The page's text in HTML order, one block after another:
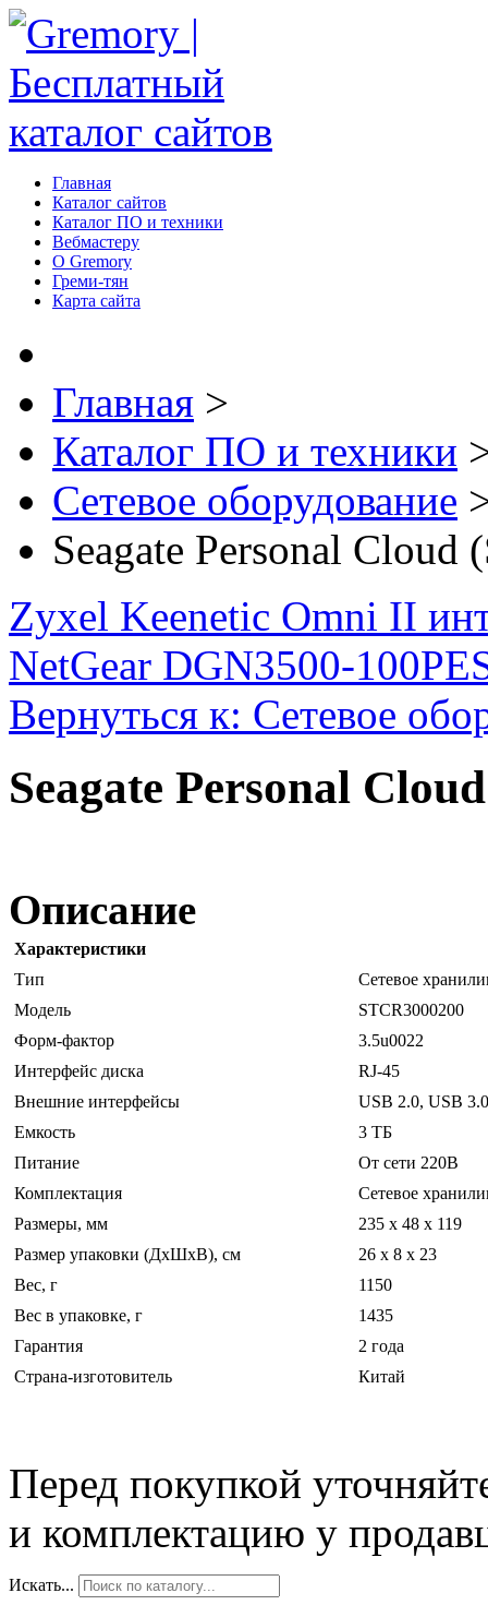
Главная
Каталог сайтов
Каталог ПО и техники
Вебмастеру
О Gremory
Греми-тян
Карта сайта
Главная >
Каталог ПО и техники
Сетевое оборудование
Seagate Personal Cloud
Zyxel Keenetic Omni II
NetGear DGN3500-
Вернуться к: Сетевое
Seagate Personal
Описание
Характеристики
Тип
Сетевое
Модель
STCR3000200
Форм-фактор
3.5u0022
Интерфейс диска
RJ-45
Внешние интерфейсы
USB 2.0, USB 3.0
Емкость
3 ТБ
Питание
От сети 220В
Комплектация
Сетевое
Размеры, мм
235 x 48 x 119
Размер упаковки (ДхШхВ), см
26 x 8 x 23
Вес, г
1150
Вес в упаковке, г
1435
Гарантия
2 года
Страна-изготовитель
Китай
Перед покупкой
и комплектацию у
Искать...